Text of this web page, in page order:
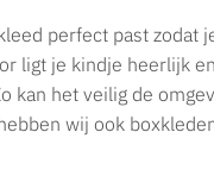
perfect past zodat
ligt je kindje heerlijk
kan het veilig de
wij ook